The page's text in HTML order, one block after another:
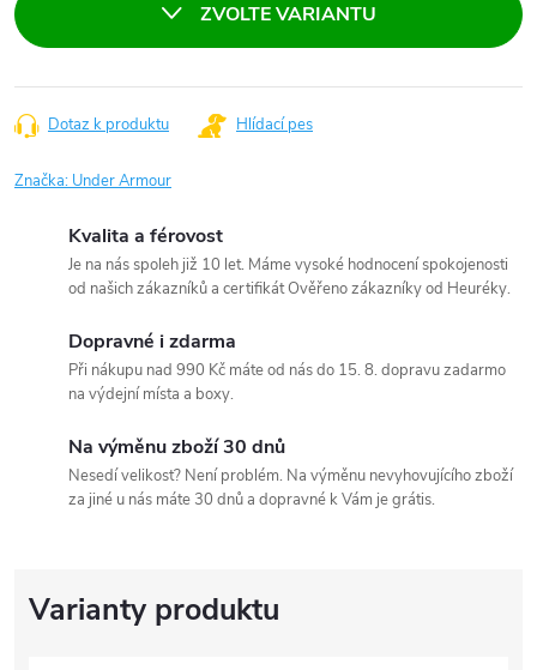
ZVOLTE VARIANTU
Dotaz k produktu Hlídací pes
Značka: Under Armour
Kvalita a férovost
Je na nás spoleh již 10 let. Máme vysoké hodnocení spokojenosti
od našich zákazníků a certifikát Ověřeno zákazníky od Heuréky.
Dopravné i zdarma
Při nákupu nad 990 Kč máte od nás do 15. 8. dopravu zadarmo
na výdejní místa a boxy.
Na výměnu zboží 30 dnů
Nesedí velikost? Není problém. Na výměnu nevyhovujícího zboží
za jiné u nás máte 30 dnů a dopravné k Vám je grátis.